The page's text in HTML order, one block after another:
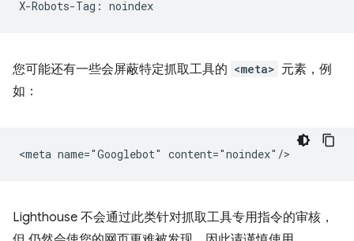
您可能还有一些会屏蔽特定抓取工具的 <meta> 元素，例
如：
Lighthouse 不会通过此类针对抓取工具专用指令的审核，